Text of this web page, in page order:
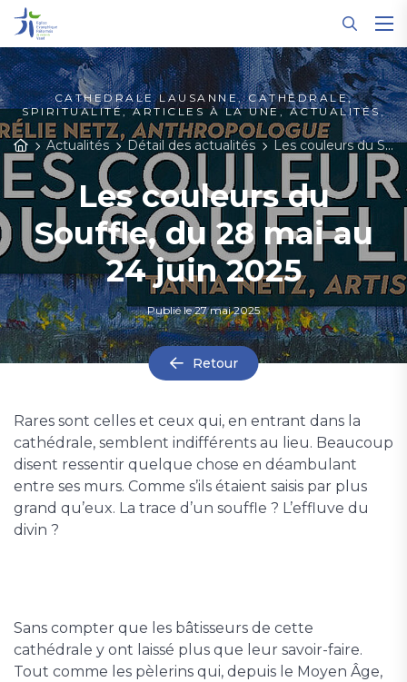
CATHEDRALE LAUSANNE, CATHÉDRALE,
SPIRITUALITÉ, ARTICLES À LA UNE, ACTUALITÉS,
Actualités Détail des actualités Les couleurs du Souffle, du 28 mai au 24 juin 2025
Les couleurs du
Souffle, du 28 mai au
24 juin 2025
Publié le27 mai 2025
Retour
Rares sont celles et ceux qui, en entrant dans la
cathédrale, semblent indifférents au lieu. Beaucoup
disent ressentir quelque chose en déambulant
entre ses murs. Comme s’ils étaient saisis par plus
grand qu’eux. La trace d’un souffle ? L’effluve du
divin ?
Sans compter que les bâtisseurs de cette
cathédrale y ont laissé plus que leur savoir-faire.
Tout comme les pèlerins qui, depuis le Moyen Âge,
Panneau de gestion des cookies